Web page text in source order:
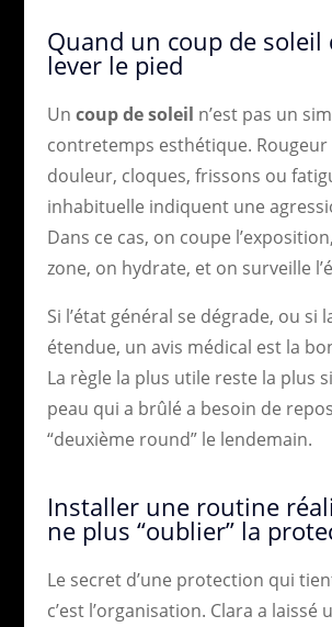
Quand un coup de
lever le pied
Un coup de soleil n’est pas un
contretemps esthétique. Rougeur
douleur, cloques, frissons ou
inhabituelle indiquent une
Dans ce cas, on coupe
zone, on hydrate, et on surveille
Si l’état général se dégrade, ou si
étendue, un avis médical est la
La règle la plus utile reste la plus
peau qui a brûlé a besoin de
“deuxième round” le lendemain.
Installer une routine
ne plus “oublier” la
Le secret d’une protection qui
c’est l’organisation. Clara a laissé